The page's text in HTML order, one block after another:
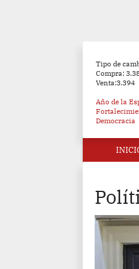
Tipo de
Compra:
Venta:3.394
Año de la
Democracia